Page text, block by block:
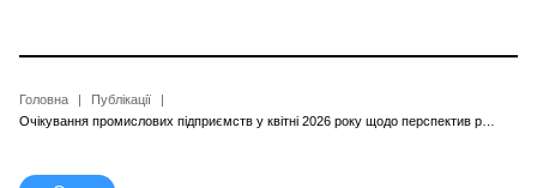
основного
Рядок
Головна
Публікації